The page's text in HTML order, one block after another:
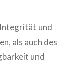
und
als auch des
und